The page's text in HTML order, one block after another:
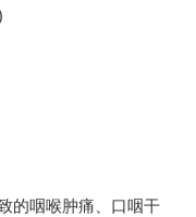
的咽喉肿痛、口咽干